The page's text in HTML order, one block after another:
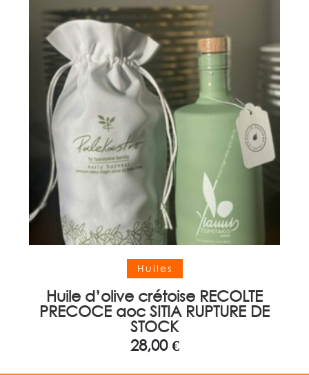
Ajouter au panier
Huiles
Huile d’olive crétoise RECOLTE
PRECOCE aoc SITIA RUPTURE DE
STOCK
28,00€